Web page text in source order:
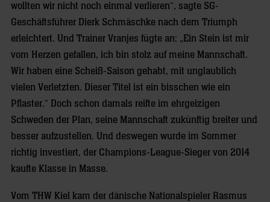
wollten wir nicht noch einmal verlieren“, sagte SG-
Geschäftsführer Dierk Schmäschke nach dem Triumph
erleichtert. Und Trainer Vranjes fügte an: „Ein Stein ist mir
vom Herzen gefallen, ich bin stolz auf meine Mannschaft.
Wir haben eine Scheiß-Saison gehabt, mit unglaublich
vielen Verletzten. Dieser Titel ist ein bisschen wie ein
Pflaster.“ Doch schon damals reifte im ehrgeizigen
Schweden der Plan, seine Mannschaft zukünftig breiter und
besser aufzustellen. Und deswegen wurde im Sommer
richtig investiert, der Champions-League-Sieger von 2014
kaufte Klasse in Masse.
Vom THW Kiel kam der dänische Nationalspieler Rasmus